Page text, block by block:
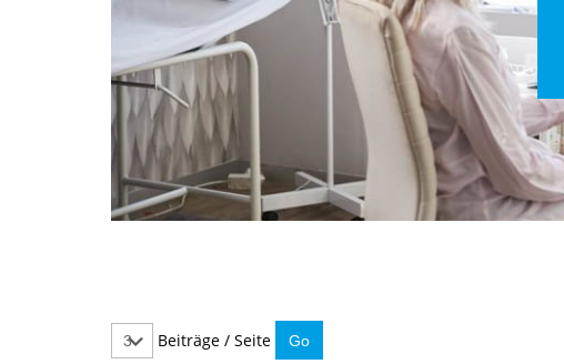
Beiträge / Seite